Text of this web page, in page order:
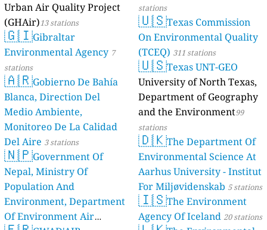
Urban Air Quality Project
(GHAir)13 stations
🇬🇮Gibraltar
Environmental Agency 7
stations
🇦🇷Gobierno De Bahía
Blanca, Direction Del
Medio Ambiente,
Monitoreo De La Calidad
Del Aire 3 stations
🇳🇵Government Of
Nepal, Ministry Of
Population And
Environment, Department
Of Environment Air
stations
🇺🇸Texas Commission
On Environmental Quality
(TCEQ) 311 stations
🇺🇸Texas UNT-GEO
University of North Texas,
Department of Geography
and the Environment99
stations
🇩🇰The Department Of
Environmental Science At
Aarhus University - Institut
For Miljøvidenskab 5 stations
🇮🇸The Environment
Agency Of Iceland 20 stations